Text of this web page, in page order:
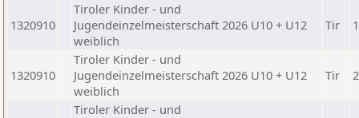
1320910
Tiroler Kinder - und
Jugendeinzelmeisterschaft 2026 U10 + U12
weiblich
Tir 1
1320910
Tiroler Kinder - und
Jugendeinzelmeisterschaft 2026 U10 + U12
weiblich
Tir 2
Tiroler Kinder - und